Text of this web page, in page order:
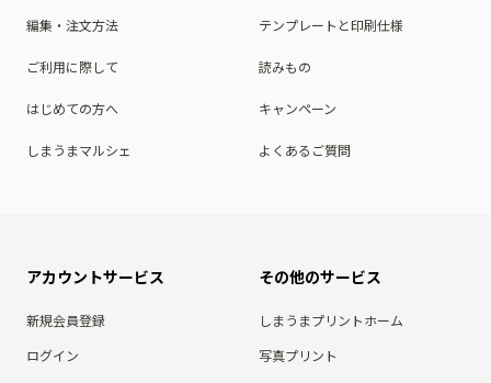
編集・注文方法 テンプレートと印刷仕様
ご利用に際して 読みもの
はじめての方へ キャンペーン
しまうまマルシェ よくあるご質問
アカウントサービス
新規会員登録
ログイン
その他のサービス
しまうまプリントホーム
写真プリント